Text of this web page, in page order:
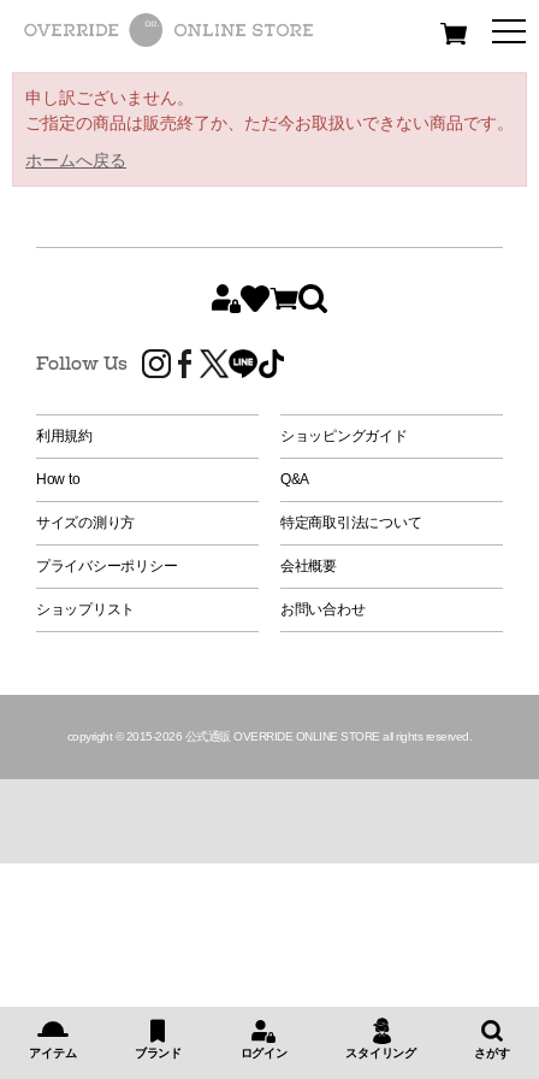
All Women Men
申し訳ございません。
ご指定の商品は販売終了か、ただ今お取扱いできない商品です。
ホームへ戻る
Follow Us
利用規約 ショッピングガイド
How to Q&A
サイズの測り方 特定商取引法について
プライバシーポリシー 会社概要
ショップリスト お問い合わせ
copyright © 2015-2026 公式通販 OVERRIDE ONLINE STORE all rights reserved.
アイテム ブランド ログイン スタイリング さがす